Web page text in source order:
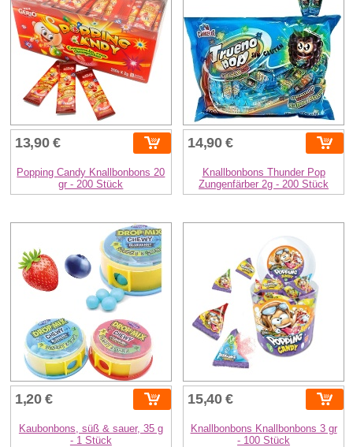
13,90 €
Popping Candy Knallbonbons 20
gr - 200 Stück
14,90 €
Knallbonbons Thunder Pop
Zungenfärber 2g - 200 Stück
1,20 €
Kaubonbons, süß & sauer, 35 g
- 1 Stück
15,40 €
Knallbonbons Knallbonbons 3 gr
- 100 Stück